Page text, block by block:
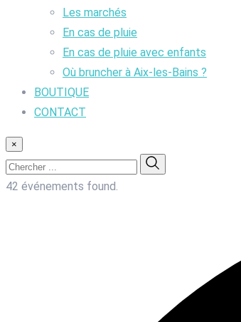
Les marchés
En cas de pluie
En cas de pluie avec enfants
Où bruncher à Aix-les-Bains ?
BOUTIQUE
CONTACT
×
42 événements found.